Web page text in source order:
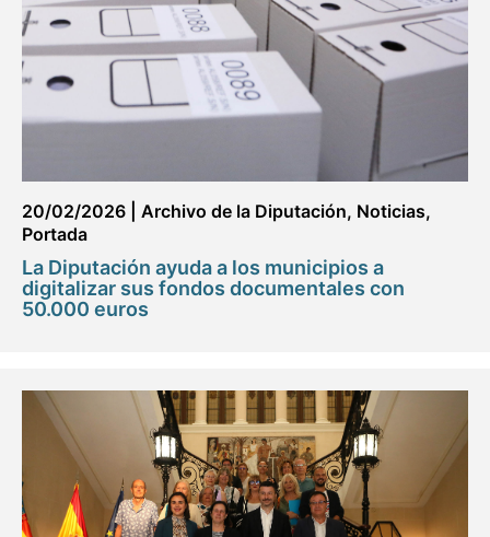
20/02/2026 Archivo de la Diputación, Noticias,
Portada
La Diputación ayuda a los municipios a
digitalizar sus fondos documentales con
50.000 euros